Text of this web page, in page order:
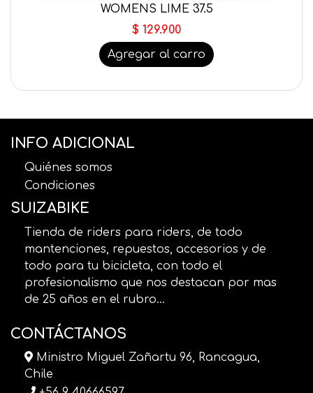
WOMENS LIME 37.5
$ 129.900
Agregar al carro
INFO ADICIONAL
Quiénes somos
Condiciones
SUIZABIKE
Tienda de riders para riders, de todo
mantenciones, repuestos, accesorios y de
todo para tu bicicleta, con todo el
profesionalismo que nos destacan por mas
de 25 años en el rubro...
CONTÁCTANOS
Ministro Miguel Zañartu 96, Rancagua,
Chile